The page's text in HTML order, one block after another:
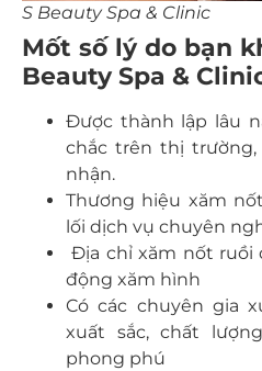
S Beauty Spa & Clinic
Mốt số lý do bạn
Beauty Spa &
Được thành lập lâu
chắc trên thị
nhận.
Thương hiệu xăm
lối dịch vụ chuyên
Địa chỉ xăm nốt ruồi
động xăm hình
Có các chuyên gia
xuất sắc, chất
phong phú